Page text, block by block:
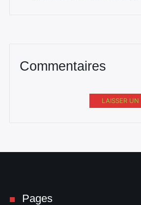
Commentaires
LAISSER
Pages